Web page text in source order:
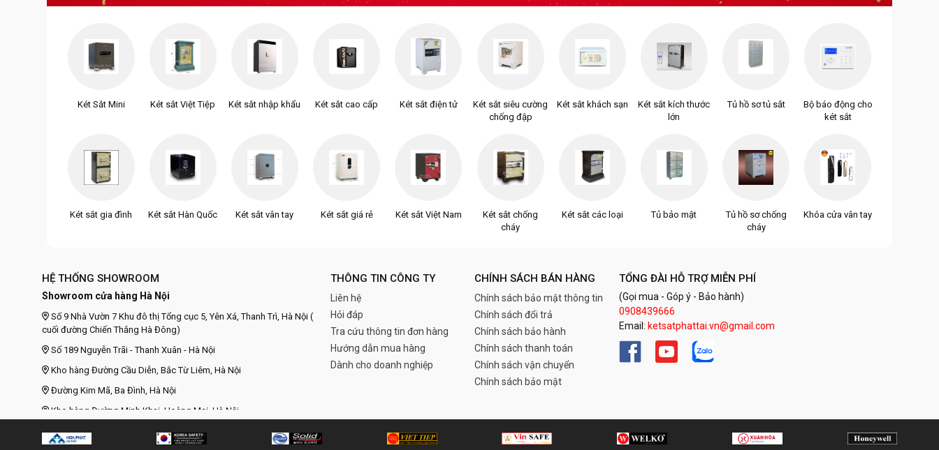
Két Sắt Mini
Két sắt gia đình
Két sắt Việt Tiệp
Két sắt Hàn Quốc
Két sắt nhập khẩu
Két sắt vân tay
Két sắt cao cấp
Két sắt giá rẻ
Két sắt điện tử
Két sắt Việt Nam
Két sắt siêu cường
chống đập
Két sắt chống
cháy
Két sắt khách sạn
Két sắt các loại
Két sắt kích thước
lớn
Tủ bảo mật
Tủ hồ sơ tủ sắt
Tủ hồ sơ chống
cháy
Bộ báo động cho
két sắt
Khóa cửa vân tay
HỆ THỐNG SHOWROOM
Showroom cửa hàng Hà Nội
Số 9 Nhà Vườn 7 Khu đô thị Tổng cục 5, Yên Xá, Thanh Trì, Hà Nội (
cuối đường Chiến Thắng Hà Đông)
Số 189 Nguyễn Trãi - Thanh Xuân - Hà Nội
Kho hàng Đường Cầu Diễn, Bắc Từ Liêm, Hà Nội
Đường Kim Mã, Ba Đình, Hà Nội
Kho hàng Đường Minh Khai, Hoàng Mai, Hà Nội
Kho hàng Đường Ngô Gia Tự, Long Biên, Hà Nội
THÔNG TIN CÔNG TY
Liên hệ
Hỏi đáp
Tra cứu thông tin đơn hàng
Hướng dẫn mua hàng
Dành cho doanh nghiệp
CHÍNH SÁCH BÁN HÀNG
Chính sách bảo mật thông tin
Chính sách đổi trả
Chính sách bảo hành
Chính sách thanh toán
Chính sách vận chuyển
Chính sách bảo mật
TỔNG ĐÀI HỖ TRỢ MIỄN PHÍ
(Gọi mua - Góp ý - Bảo hành)
0908439666
Email: ketsatphattai.vn@gmail.com